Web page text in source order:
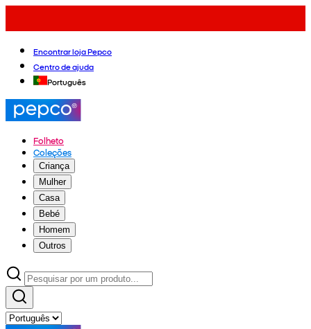
Encontrar loja Pepco
Centro de ajuda
Português
Folheto
Coleções
Criança
Mulher
Casa
Bebé
Homem
Outros